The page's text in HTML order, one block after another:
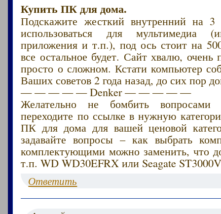
Купить ПК для дома.
Подскажите жесткий внутренний на 3
использоваться для мультимедиа
приложения и т.п.), под ось стоит на
все остальное будет. Сайт хвалю, очень
просто о сложном. Кстати компьютер
Ваших советов 2 года назад, до сих пор
— — — — — Denker — — — — —
Желательно не бомбить
переходите по ссылке в нужную
ПК для дома для вашей ценовой
задавайте вопросы – как выбрать
комплектующими можно заменить, что
т.п. WD WD30EFRX или Seagate
Ответить